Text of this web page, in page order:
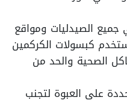
جميع الصيدليات ومواقع
كبسولات الكركمين
الصحية والحد من
على العبوة لتجنب